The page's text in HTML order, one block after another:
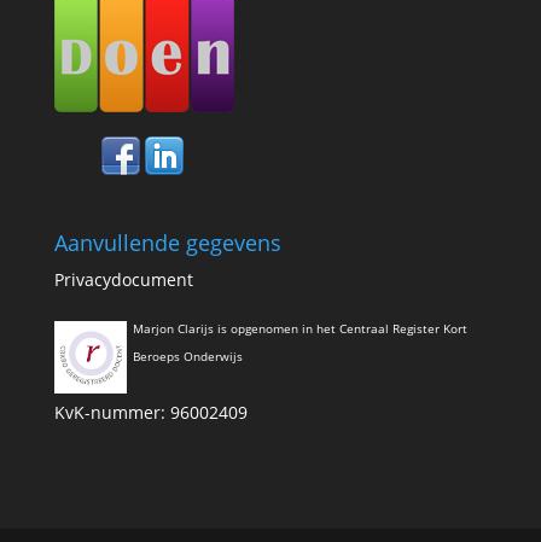
Aanvullende gegevens
Privacydocument
Marjon Clarijs is opgenomen in het Centraal Register Kort
Beroeps Onderwijs
KvK-nummer: 96002409